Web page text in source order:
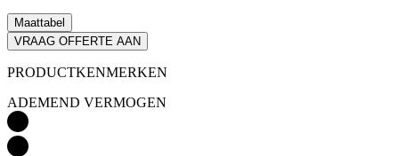
Maattabel
VRAAG OFFERTE AAN
PRODUCTKENMERKEN
ADEMEND VERMOGEN